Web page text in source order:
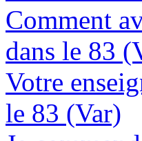
Comment
dans le 83
Votre
le 83 (Var)